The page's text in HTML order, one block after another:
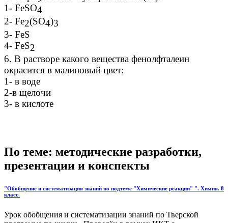
1- FeSO4
2- Fe2(SO4)3
3- FeS
4- FeS2
6. В растворе какого вещества фенолфталеин
окрасится в малиновый цвет:
1- в воде
2-в щелочи
3- в кислоте
По теме: методические разработки,
презентации и конспекты
"Обобщение и систематизация знаний по подтеме "Химические реакции" ". Химия. 8
класс.
Урок обобщения и систематизации знаний по Тверской